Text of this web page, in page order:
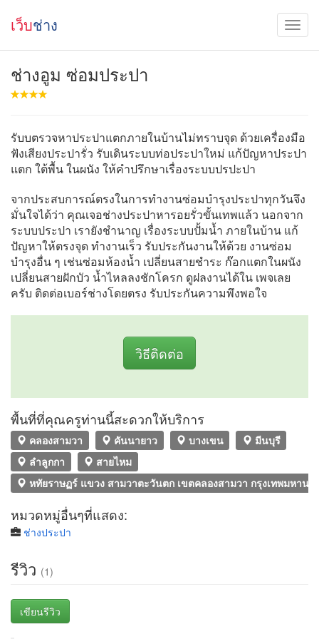
เว็บช่าง
ช่างอูม ซ่อมประปา
รับบตรวจหาประปาแตกภายในบ้านไม่ทราบจุด ด้วยเครื่องมือ
ฟังเสียงประปารั่ว รับเดินระบบท่อประปาใหม่ แก้ปัญหาประปา
แตก ใต้พื้น ในผนัง ให้คำปรึกษาเรื่องระบบปรปะปา
จากประสบการณ์ตรงในการทำงานซ่อมบำรุงประปาทุกวันจึง
มั่นใจได้ว่า คุณเจอช่างประปาหารอยรั่วขั้นเทพแล้ว นอกจาก
ระบบประปา เรายังชำนาญ เรื่องระบบปั้มน้ำ ภายในบ้าน แก้
ปัญหาให้ตรงจุด ทำงานเร็ว รับประกันงานให้ด้วย งานซ่อม
บำรุงอื่น ๆ เช่นซ่อมห้องน้ำ เปลี่ยนสายชำระ ก๊อกแตกในผนัง
เปลี่ยนสายฝักบัว น้ำไหลลงชักโครก ดูฝลงานได้ใน เพจเลย
ครับ ติดต่อเบอร์ช่างโดยตรง รับประกันความพึงพอใจ
วิธีติดต่อ
พื้นที่ที่คุณครูท่านนี้สะดวกให้บริการ
คลองสามวา คันนายาว บางเขน
มีนบุรี
ลำลูกกา
สายไหม
หทัยราษฏร์ แขวง สามวาตะวันตก เขตคลองสามวา กรุงเทพมหานค
หมวดหมู่อื่นๆที่แสดง:
ช่างประปา
รีวิว (1)
เขียนรีวิว